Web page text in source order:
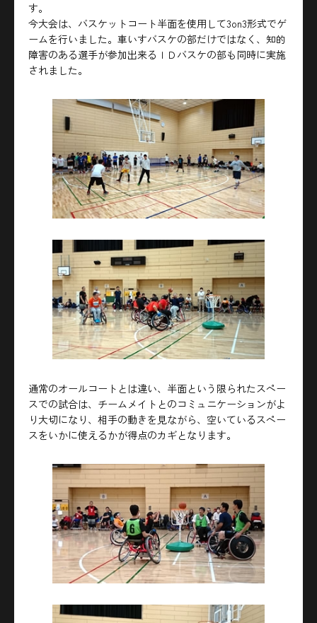
す。
今大会は、バスケットコート半面を使用して3on3形式でゲ
ームを行いました。車いすバスケの部だけではなく、知的
障害のある選手が参加出来るＩＤバスケの部も同時に実施
されました。
通常のオールコートとは違い、半面という限られたスペー
スでの試合は、チームメイトとのコミュニケーションがよ
り大切になり、相手の動きを見ながら、空いているスペー
スをいかに使えるかが得点のカギとなります。